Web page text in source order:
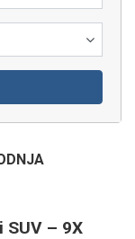
– 9X